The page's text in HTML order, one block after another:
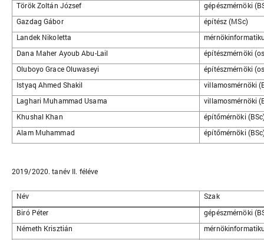
Török Zoltán József
gépészmérnöki
Gazdag Gábor
építész (MSc)
Landek Nikoletta
Dana Maher Ayoub Abu-Lail
építészmérnöki
Oluboyo Grace Oluwaseyi
építészmérnöki
Istyaq Ahmed Shakil
villamosmérnöki
Laghari Muhammad Usama
villamosmérnöki
Khushal Khan
építőmérnöki
Alam Muhammad
építőmérnöki
2019/2020. tanév II. féléve
Név
Szak
Biró Péter
gépészmérnöki
Németh Krisztián